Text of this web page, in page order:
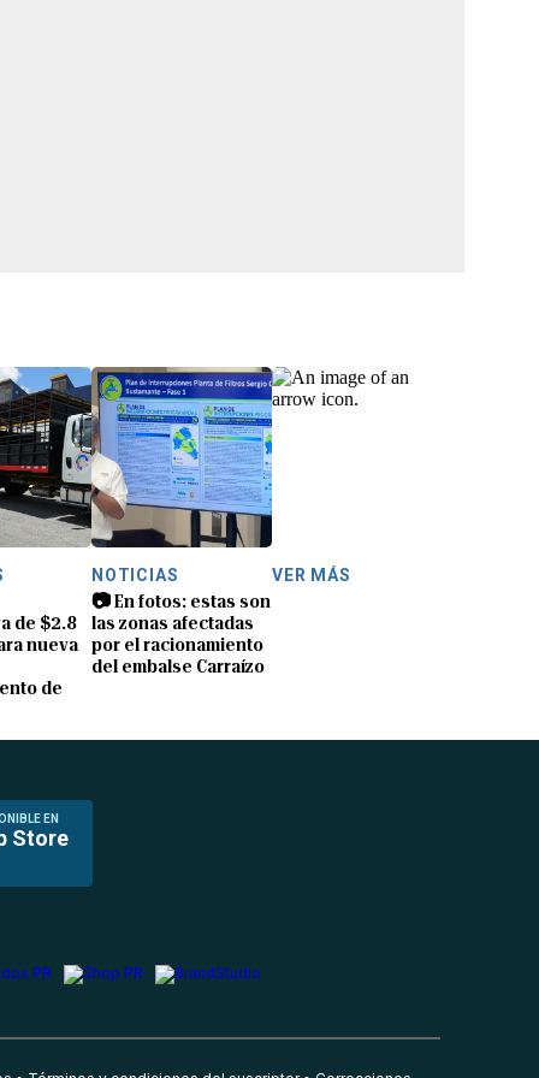
de $2.8
nueva
de
NOTICIAS
📷 En fotos: estas son
las zonas afectadas
por el racionamiento
del embalse Carraízo
VER MÁS
EN
Store